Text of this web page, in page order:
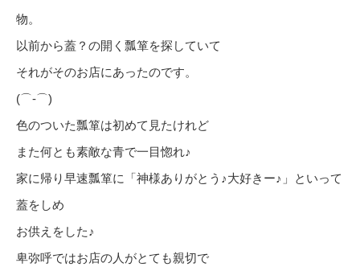
物。
以前から蓋？の開く瓢箪を探していて
それがそのお店にあったのです。
(⌒‐⌒)
色のついた瓢箪は初めて見たけれど
また何とも素敵な青で一目惚れ♪
家に帰り早速瓢箪に「神様ありがとう♪大好きー♪」といって
蓋をしめ
お供えをした♪
卑弥呼ではお店の人がとても親切で